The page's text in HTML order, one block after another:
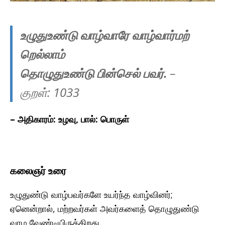
உழுதுஉண்டு வாழ்வாரே வாழ்வார்மற்
றெல்லாம்
தொழுதுஉண்டு பின்செல் பவர். –
குறள்: 1033
– அதிகாரம்: உழவு, பால்: பொருள்
கலைஞர் உரை
உழுதுண்டு வாழ்பவர்களே உயர்ந்த வாழ்வினர்;
ஏனென்றால், மற்றவர்கள் அவர்களைத் தொழுதுண்டு
வாழ வேண்டியிருக்கிறது.